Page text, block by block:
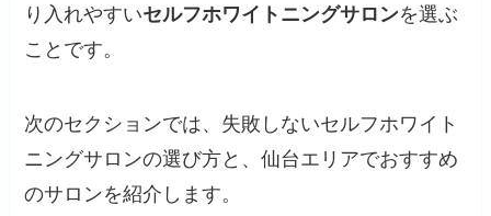
り入れやすいセルフホワイトニングサロンを選ぶ
ことです。
次のセクションでは、失敗しないセルフホワイト
ニングサロンの選び方と、仙台エリアでおすすめ
のサロンを紹介します。